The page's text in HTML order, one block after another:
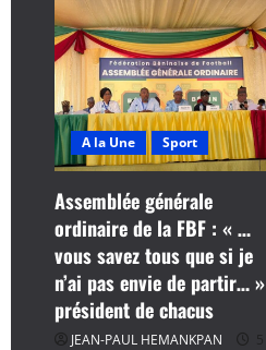
A la Une Sport
Assemblée générale
ordinaire de la FBF : « …
vous savez tous que si je
n’ai pas envie de partir… »
président de chacus
JEAN-PAUL HEMANKPAN
5